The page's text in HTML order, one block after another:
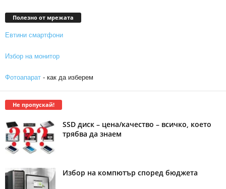
Полезно от мрежата
Евтини смартфони
Избор на монитор
Фотоапарат - как да изберем
Не пропускай!
SSD диск – цена/качество – всичко, което
трябва да знаем
Избор на компютър според бюджета